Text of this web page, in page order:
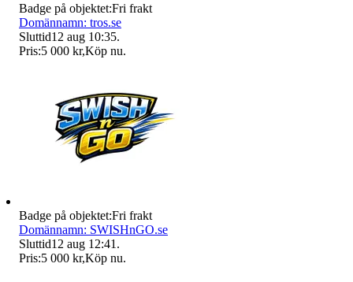
Badge på objektet:Fri frakt
Domännamn: tros.se
Sluttid12 aug 10:35.
Pris:5 000 kr,Köp nu.
Badge på objektet:Fri frakt
Domännamn: SWISHnGO.se
Sluttid12 aug 12:41 .
Pris:5 000 kr,Köp nu.